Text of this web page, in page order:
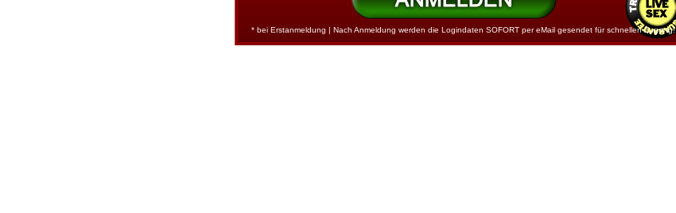
* bei Erstanmeldung | Nach Anmeldung werden die Logindaten SOFORT per eMail gesendet für schnellen Zugang!